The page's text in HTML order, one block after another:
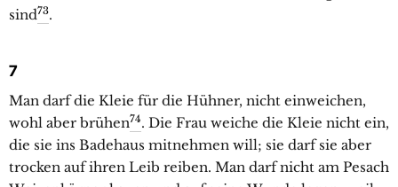
sind73.
7
Man darf die Kleie für die Hühner, nicht einweichen,
wohl aber brühen74. Die Frau weiche die Kleie nicht ein,
die sie ins Badehaus mitnehmen will; sie darf sie aber
trocken auf ihren Leib reiben. Man darf nicht am Pesach